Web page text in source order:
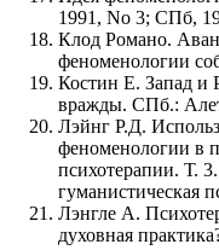
1991, No 3; СПб,
Клод Романо.
феноменологии
Костин Е. Запад и
вражды. СПб.:
Лэйнг Р.Д.
феноменологии в
психотерапии. Т.
гуманистическая
Лэнгле А.
духовная